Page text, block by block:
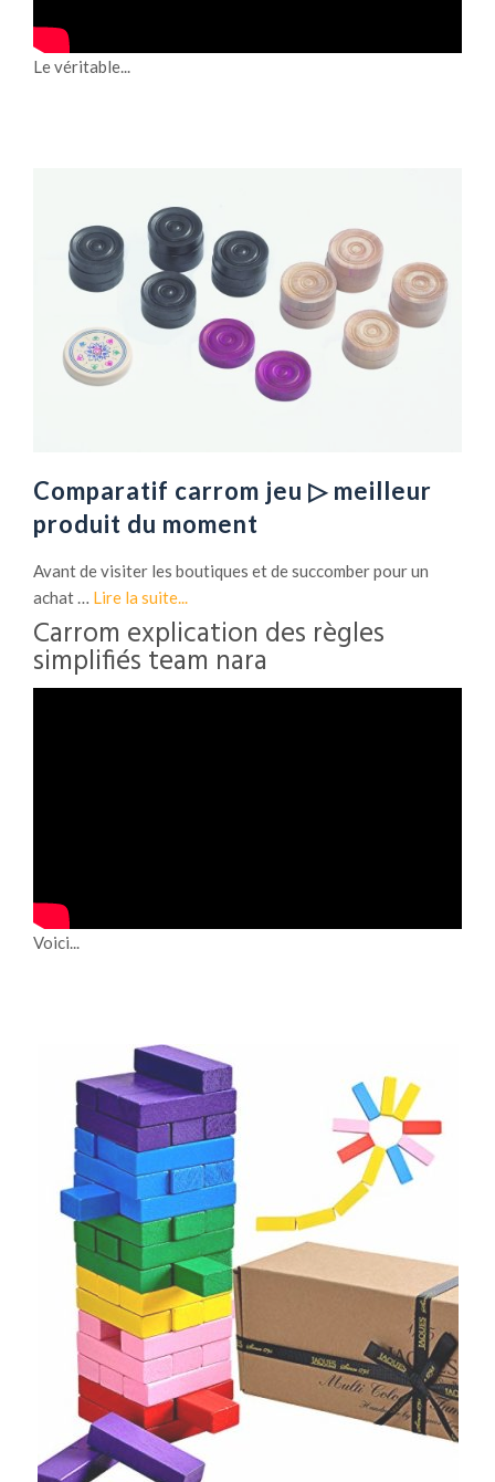
Le véritable...
Comparatif carrom jeu ▷ meilleur
produit du moment
Avant de visiter les boutiques et de succomber pour un
achat … Lire la suite...
Carrom explication des règles
simplifiés team nara
Voici...